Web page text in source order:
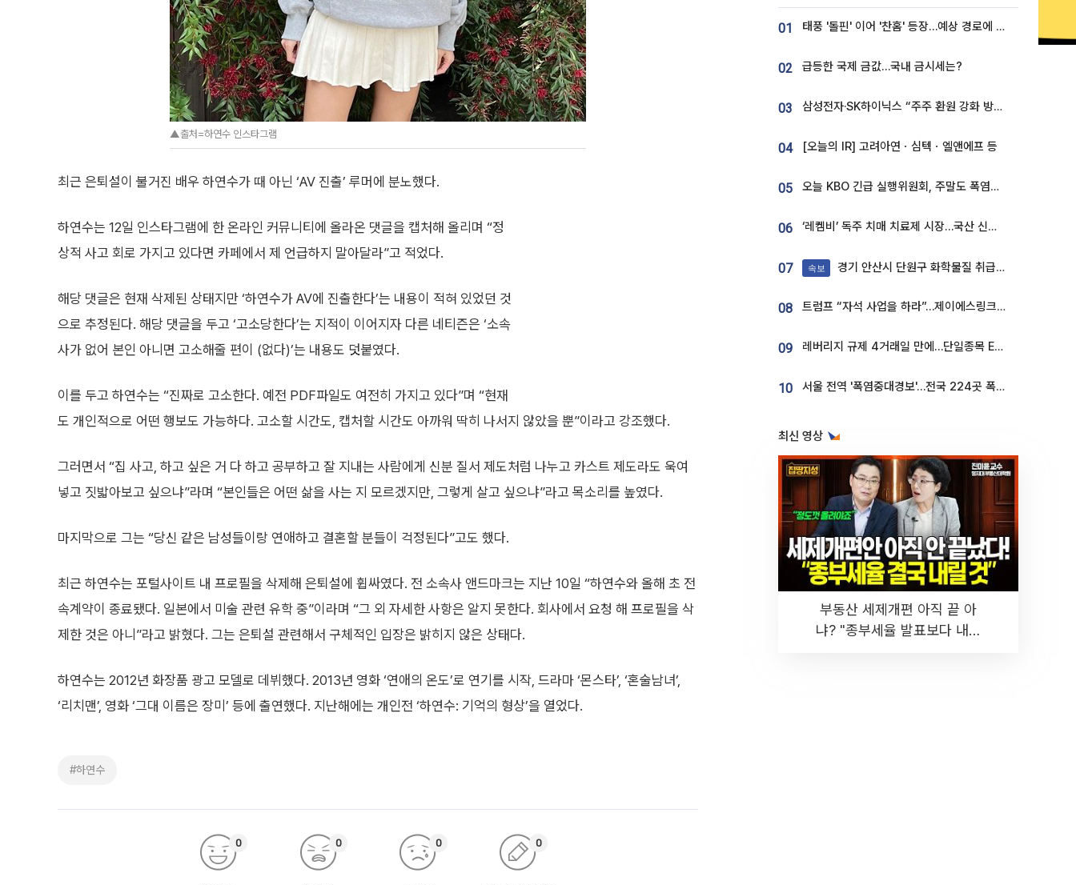
▲출처=하연수 인스타그램
최근 은퇴설이 불거진 배우 하연수가 때 아닌 ‘AV 진출’ 루머에 분노했다.
하연수는 12일 인스타그램에 한 온라인 커뮤니티에 올라온 댓글을 캡처해 올리며 “정
상적 사고 회로 가지고 있다면 카페에서 제 언급하지 말아달라”고 적었다.
해당 댓글은 현재 삭제된 상태지만 ‘하연수가 AV에 진출한다’는 내용이 적혀 있었던 것
으로 추정된다. 해당 댓글을 두고 ‘고소당한다’는 지적이 이어지자 다른 네티즌은 ‘소속
사가 없어 본인 아니면 고소해줄 편이 (없다)’는 내용도 덧붙였다.
이를 두고 하연수는 “진짜로 고소한다. 예전 PDF파일도 여전히 가지고 있다”며 “현재
도 개인적으로 어떤 행보도 가능하다. 고소할 시간도, 캡처할 시간도 아까워 딱히 나서지 않았을 뿐”이라고 강조했다.
그러면서 “집 사고, 하고 싶은 거 다 하고 공부하고 잘 지내는 사람에게 신분 질서 제도처럼 나누고 카스트 제도라도 욱여
넣고 짓밟아보고 싶으냐”라며 “본인들은 어떤 삶을 사는 지 모르겠지만, 그렇게 살고 싶으냐”라고 목소리를 높였다.
마지막으로 그는 “당신 같은 남성들이랑 연애하고 결혼할 분들이 걱정된다”고도 했다.
최근 하연수는 포털사이트 내 프로필을 삭제해 은퇴설에 휩싸였다. 전 소속사 앤드마크는 지난 10일 “하연수와 올해 초 전
속계약이 종료됐다. 일본에서 미술 관련 유학 중”이라며 “그 외 자세한 사항은 알지 못한다. 회사에서 요청 해 프로필을 삭
제한 것은 아니”라고 밝혔다. 그는 은퇴설 관련해서 구체적인 입장은 밝히지 않은 상태다.
하연수는 2012년 화장품 광고 모델로 데뷔했다. 2013년 영화 ‘연애의 온도’로 연기를 시작, 드라마 ‘몬스타’, ‘혼술남녀’,
‘리치맨’, 영화 ‘그대 이름은 장미’ 등에 출연했다. 지난해에는 개인전 ‘하연수: 기억의 형상’을 열었다.
#하연수
0 0 0 0
01 태풍 '돌핀' 이어 '찬홈' 등장…예상 경로에 한국 '한숨'
02 급등한 국제 금값…국내 금시세는?
03 삼성전자·SK하이닉스 “주주 환원 강화 방안 마련”
04 [오늘의 IR] 고려아연ㆍ심텍ㆍ엘앤에프 등
05 오늘 KBO 긴급 실행위원회, 주말도 폭염취소 될까
06 ‘레켐비’ 독주 치매 치료제 시장…국산 신약 등장하나
07 속보 경기 안산시 단원구 화학물질 취급 공장서 연기 발생
08 트럼프 “자석 사업을 하라”…제이에스링크, 비중국 영구자석 공급망 구축 속도
09 레버리지 규제 4거래일 만에…단일종목 ETF 거래대금 '13분의 1' 급감
10 서울 전역 '폭염중대경보'…전국 224곳 폭염특보
최신 영상
부동산 세제개편 아직 끝 아
냐? "종부세율 발표보다 내릴